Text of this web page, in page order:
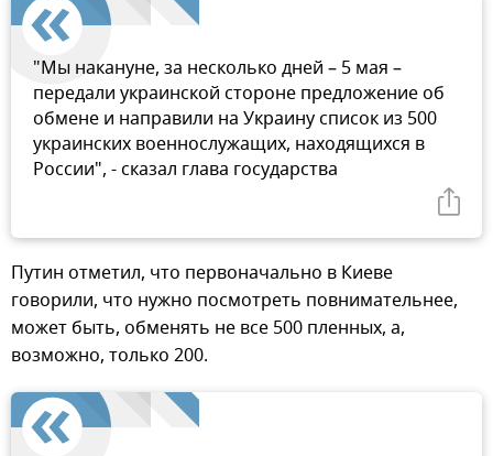
"Мы накануне, за несколько дней – 5 мая –
передали украинской стороне предложение об
обмене и направили на Украину список из 500
украинских военнослужащих, находящихся в
России", - сказал глава государства
Путин отметил, что первоначально в Киеве
говорили, что нужно посмотреть повнимательнее,
может быть, обменять не все 500 пленных, а,
возможно, только 200.